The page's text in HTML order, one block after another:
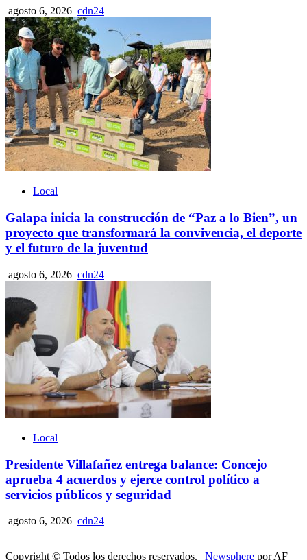
agosto 6, 2026 cdn24
Local
Galapa inicia la construcción de “Paz a lo Bien”, un
proyecto que transformará la convivencia, el deporte
y el futuro de la juventud
agosto 6, 2026 cdn24
Local
Presidente Villafañez entrega balance: Concejo
aprueba 4 acuerdos y ejerce control político a
servicios públicos y seguridad
agosto 6, 2026 cdn24
Copyright © Todos los derechos reservados. | Newsphere por AF